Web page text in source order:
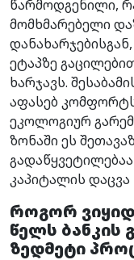
წარმოდგენილი,
მომხმარებელი
ეტაპზე
ხარჯავს.
აფასებ
ეკოლოგიურ
ზონაში ეს
კაპიტალის დაცვა
როგორ
წელს ბანკის
ზედმეტი